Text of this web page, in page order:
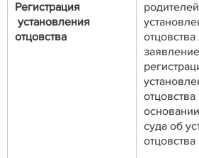
Регистрация
установления
отцовства
отцовства
суда об
отцовства